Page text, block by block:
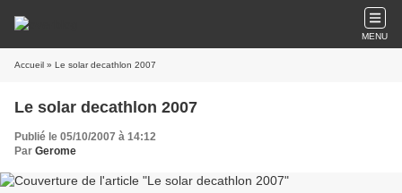
MENU
Accueil » Le solar decathlon 2007
Le solar decathlon 2007
Publié le 05/10/2007 à 14:12
Par Gerome